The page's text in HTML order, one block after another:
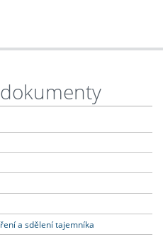
a sdělení tajemníka